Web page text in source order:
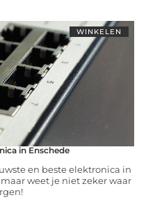
WINKELEN
in Enschede
en beste elektronica in
weet je niet zeker waar